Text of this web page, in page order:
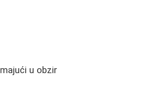
u obzir